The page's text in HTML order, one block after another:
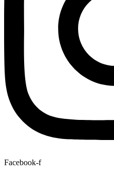
Facebook-f